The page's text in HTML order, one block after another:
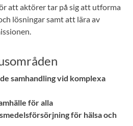
att aktörer tar på sig att utforma
lösningar samt att lära av
samhandling vid komplexa
för alla
för hälsa och